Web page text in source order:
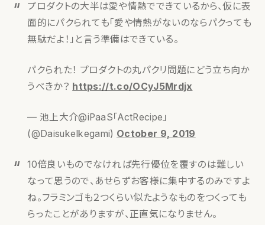
プロダクトの大半は愛や情熱でできているから、仮に表
面的にパクられても「愛や情熱がないのならパクっても
無駄だよ！」と言う準備はできている。
パクられた！ プロダクトの丸パクリ問題にどう立ち向か
うべきか？ https://t.co/OCyJ5Mrdjx
— 池上大介@iPaaS「ActRecipe」
(@DaisukeIkegami) October 9, 2019
10倍良いものでなければ先行優位を覆すのは難しい
なって思うので、あせらずお客様に集中するのみですよ
ね。フラミンゴも２つくらい似たようなものをつくっても
らったことがありますが、正直気になりません。